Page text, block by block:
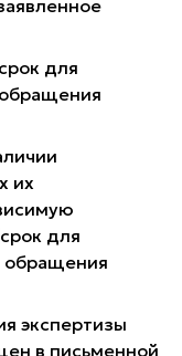
для
их
для
обращения
экспертизы
в письменной